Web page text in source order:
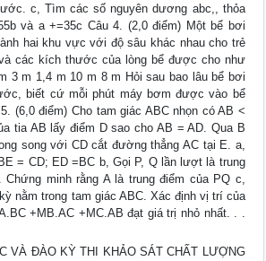
c, Tìm các số nguyên dương abc,, thỏa
và a +=35c Câu 4. (2,0 điểm) Một bể bơi
hai khu vực với độ sâu khác nhau cho trẻ
các kích thước của lòng bể được cho như
3 m 1,4 m 10 m 8 m Hỏi sau bao lâu bể bơi
biết cứ mỗi phút máy bơm được vào bể
(6,0 điểm) Cho tam giác ABC nhọn có AB <
tia AB lấy điểm D sao cho AB = AD. Qua B
song với CD cắt đường thẳng AC tại E. a,
= CD; ED =BC b, Gọi P, Q lần lượt là trung
Chứng minh rằng A là trung điểm của PQ c,
nằm trong tam giác ABC. Xác định vị trí của
+MB.AC +MC.AB đạt giá trị nhỏ nhất. . .
VÀ ĐÀO KỲ THI KHẢO SÁT CHẤT LƯỢNG